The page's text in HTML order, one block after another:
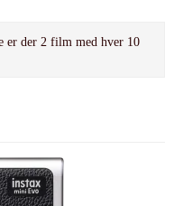
er der 2 film med hver 10